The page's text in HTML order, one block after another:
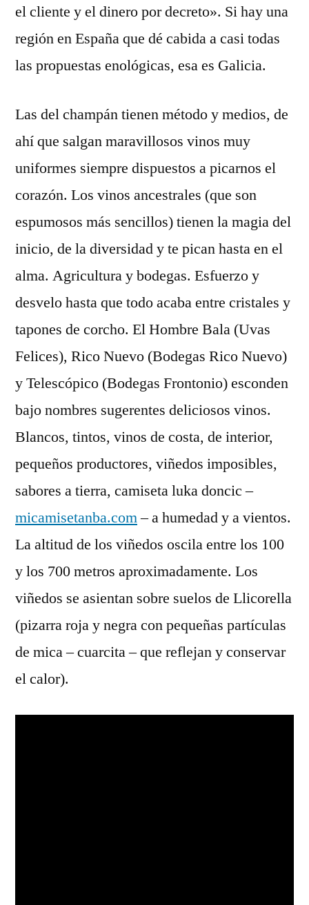
el cliente y el dinero por decreto». Si hay una
región en España que dé cabida a casi todas
las propuestas enológicas, esa es Galicia.
Las del champán tienen método y medios, de
ahí que salgan maravillosos vinos muy
uniformes siempre dispuestos a picarnos el
corazón. Los vinos ancestrales (que son
espumosos más sencillos) tienen la magia del
inicio, de la diversidad y te pican hasta en el
alma. Agricultura y bodegas. Esfuerzo y
desvelo hasta que todo acaba entre cristales y
tapones de corcho. El Hombre Bala (Uvas
Felices), Rico Nuevo (Bodegas Rico Nuevo)
y Telescópico (Bodegas Frontonio) esconden
bajo nombres sugerentes deliciosos vinos.
Blancos, tintos, vinos de costa, de interior,
pequeños productores, viñedos imposibles,
sabores a tierra, camiseta luka doncic –
micamisetanba.com– a humedad y a vientos.
La altitud de los viñedos oscila entre los 100
y los 700 metros aproximadamente. Los
viñedos se asientan sobre suelos de Llicorella
(pizarra roja y negra con pequeñas partículas
de mica – cuarcita – que reflejan y conservar
el calor).